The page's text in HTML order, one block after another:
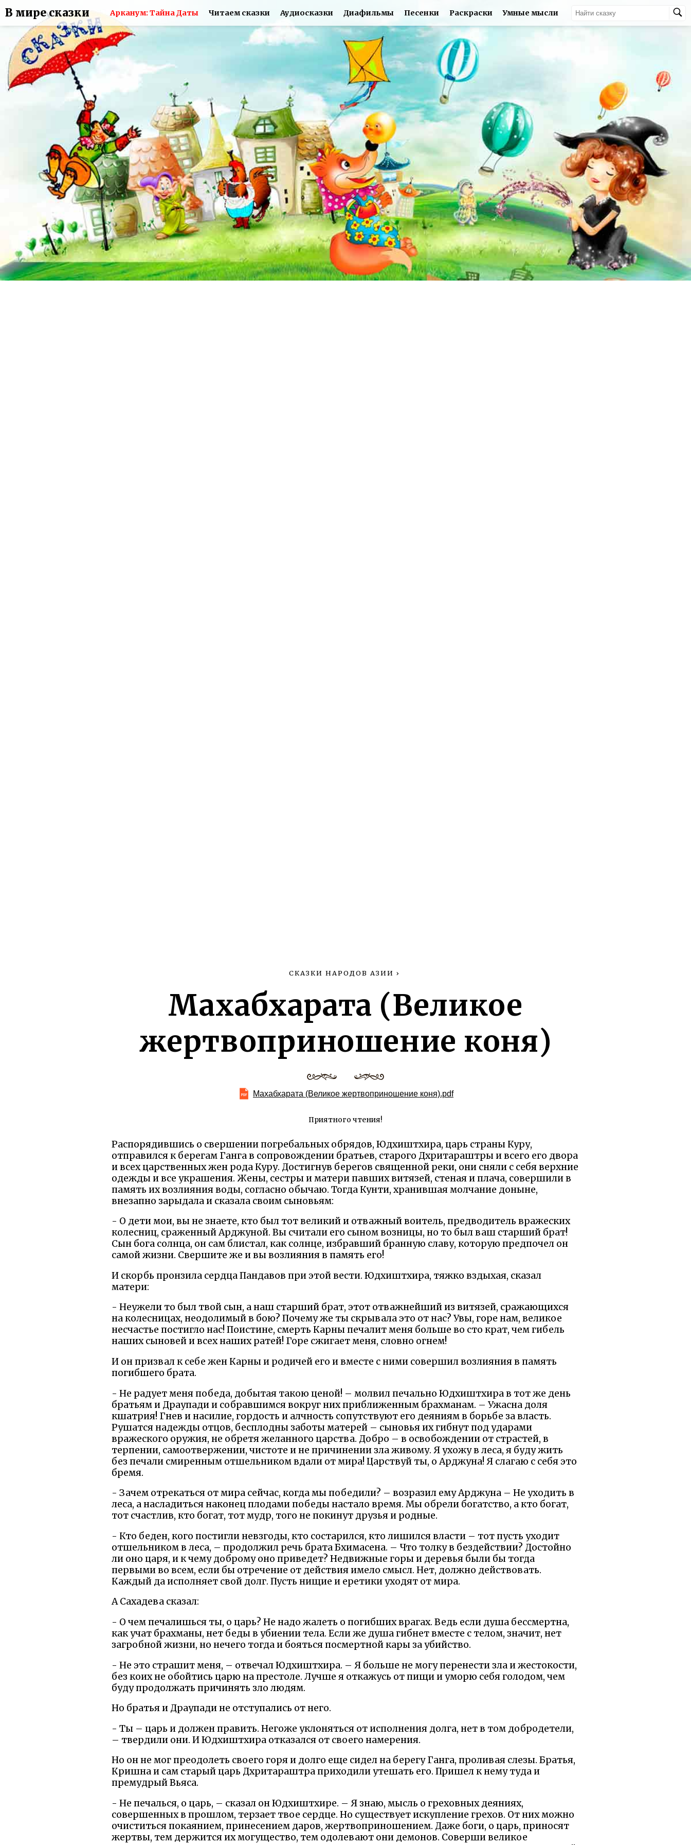
В мире сказки Арканум: Тайна Даты Читаем сказки Аудиосказки Диафильмы Песенки Раскраски Умные мысли
СКАЗКИ НАРОДОВ АЗИИ ›
Махабхарата (Великое
жертвоприношение коня)
Махабхарата (Великое жертвоприношение коня).pdf
Приятного чтения!
Распорядившись о свершении погребальных обрядов, Юдхиштхира, царь страны Куру,
отправился к берегам Ганга в сопровождении братьев, старого Дхритараштры и всего его двора
и всех царственных жен рода Куру. Достигнув берегов священной реки, они сняли с себя верхние
одежды и все украшения. Жены, сестры и матери павших витязей, стеная и плача, совершили в
память их возлияния воды, согласно обычаю. Тогда Кунти, хранившая молчание доныне,
внезапно зарыдала и сказала своим сыновьям:
- О дети мои, вы не знаете, кто был тот великий и отважный воитель, предводитель вражеских
колесниц, сраженный Арджуной. Вы считали его сыном возницы, но то был ваш старший брат!
Сын бога солнца, он сам блистал, как солнце, избравший бранную славу, которую предпочел он
самой жизни. Свершите же и вы возлияния в память его!
И скорбь пронзила сердца Пандавов при этой вести. Юдхиштхира, тяжко вздыхая, сказал
матери:
- Неужели то был твой сын, а наш старший брат, этот отважнейший из витязей, сражающихся
на колесницах, неодолимый в бою? Почему же ты скрывала это от нас? Увы, горе нам, великое
несчастье постигло нас! Поистине, смерть Карны печалит меня больше во сто крат, чем гибель
наших сыновей и всех наших ратей! Горе сжигает меня, словно огнем!
И он призвал к себе жен Карны и родичей его и вместе с ними совершил возлияния в память
погибшего брата.
- Не радует меня победа, добытая такою ценой! – молвил печально Юдхиштхира в тот же день
братьям и Драупади и собравшимся вокруг них приближенным брахманам. – Ужасна доля
кшатрия! Гнев и насилие, гордость и алчность сопутствуют его деяниям в борьбе за власть.
Рушатся надежды отцов, бесплодны заботы матерей – сыновья их гибнут под ударами
вражеского оружия, не обретя желанного царства. Добро – в освобождении от страстей, в
терпении, самоотвержении, чистоте и не причинении зла живому. Я ухожу в леса, я буду жить
без печали смиренным отшельником вдали от мира! Царствуй ты, о Арджуна! Я слагаю с себя это
бремя.
- Зачем отрекаться от мира сейчас, когда мы победили? – возразил ему Арджуна – Не уходить в
леса, а насладиться наконец плодами победы настало время. Мы обрели богатство, а кто богат,
тот счастлив, кто богат, тот мудр, того не покинут друзья и родные.
- Кто беден, кого постигли невзгоды, кто состарился, кто лишился власти – тот пусть уходит
отшельником в леса, – продолжил речь брата Бхимасена. – Что толку в бездействии? Достойно
ли оно царя, и к чему доброму оно приведет? Недвижные горы и деревья были бы тогда
первыми во всем, если бы отречение от действия имело смысл. Нет, должно действовать.
Каждый да исполняет свой долг. Пусть нищие и еретики уходят от мира.
А Сахадева сказал:
- О чем печалишься ты, о царь? Не надо жалеть о погибших врагах. Ведь если душа бессмертна,
как учат брахманы, нет беды в убиении тела. Если же душа гибнет вместе с телом, значит, нет
загробной жизни, но нечего тогда и бояться посмертной кары за убийство.
- Не это страшит меня, – отвечал Юдхиштхира. – Я больше не могу перенести зла и жестокости,
без коих не обойтись царю на престоле. Лучше я откажусь от пищи и уморю себя голодом, чем
буду продолжать причинять зло людям.
Но братья и Драупади не отступались от него.
- Ты – царь и должен править. Негоже уклоняться от исполнения долга, нет в том добродетели,
– твердили они. И Юдхиштхира отказался от своего намерения.
Но он не мог преодолеть своего горя и долго еще сидел на берегу Ганга, проливая слезы. Братья,
Кришна и сам старый царь Дхритараштра приходили утешать его. Пришел к нему туда и
премудрый Вьяса.
- Не печалься, о царь, – сказал он Юдхиштхире. – Я знаю, мысль о греховных деяниях,
совершенных в прошлом, терзает твое сердце. Но существует искупление грехов. От них можно
очиститься покаянием, принесением даров, жертвоприношением. Даже боги, о царь, приносят
жертвы, тем держится их могущество, тем одолевают они демонов. Соверши великое